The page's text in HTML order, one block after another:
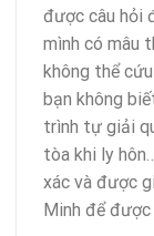
được câu hỏi
mình có mâu
không thể
bạn không
trình tự giải
tòa khi ly
xác và được
Minh để